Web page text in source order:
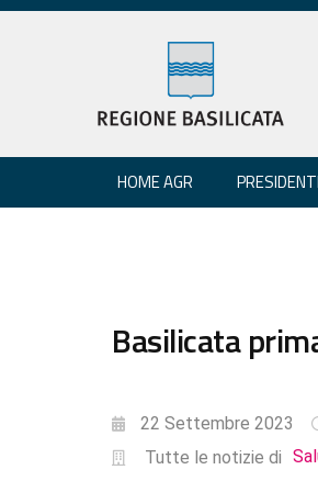
HOME AGR
Basilicata
22 Settembre 2023
Tutte le notizie di